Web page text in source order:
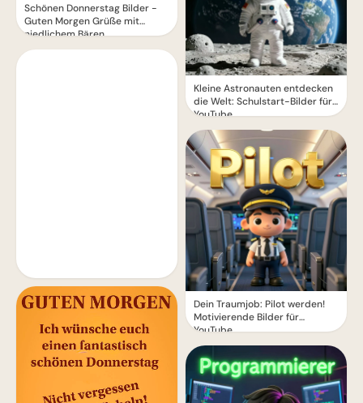
Schönen Donnerstag Bilder -
Guten Morgen Grüße mit
niedlichem Bären
Kleine Astronauten entdecken
die Welt: Schulstart-Bilder für
YouTube
Dein Traumjob: Pilot werden!
Motivierende Bilder für
YouTube